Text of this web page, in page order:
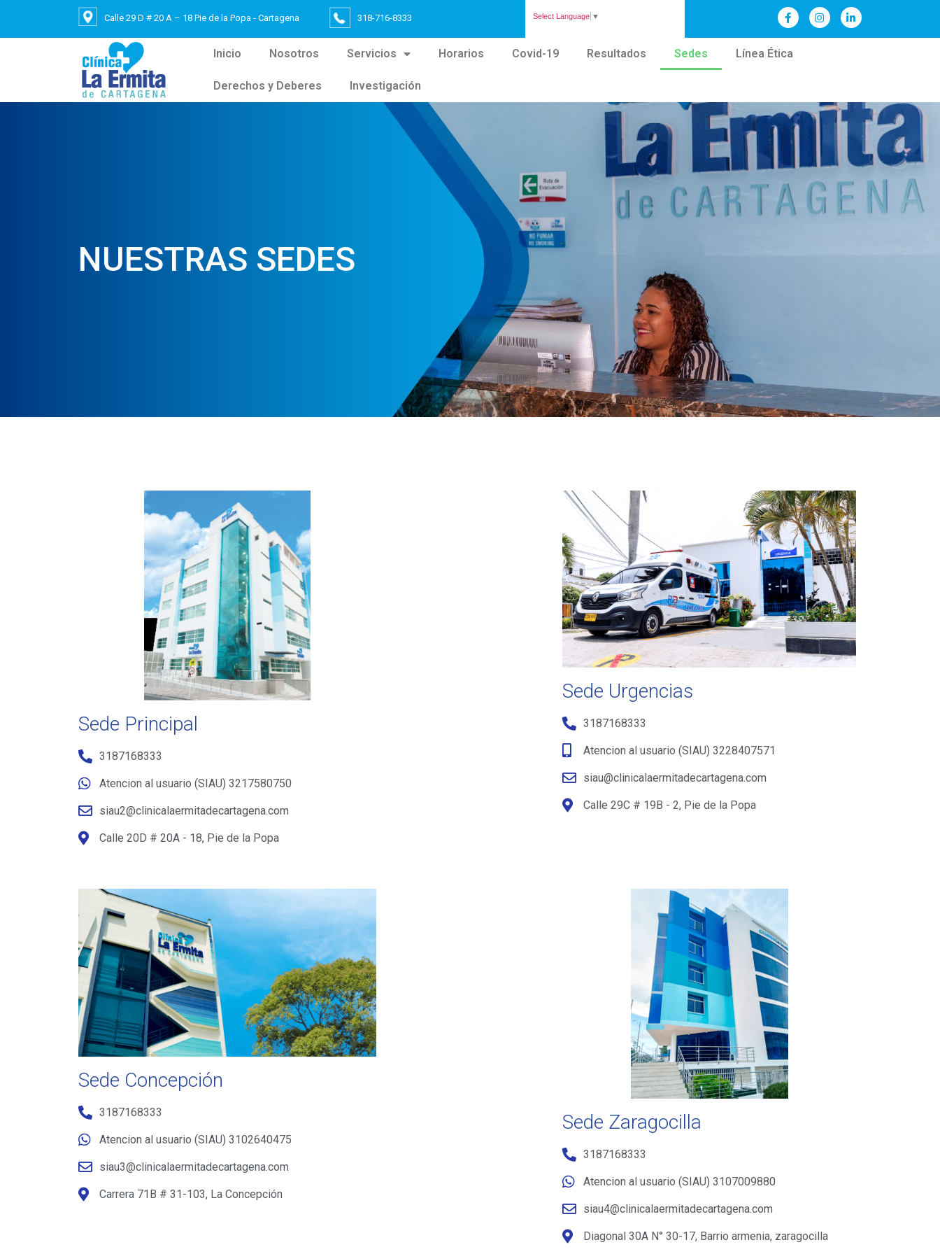
Calle 29 D # 20 A – 18 Pie de la Popa - Cartagena 318-716-8333 Select Language ▼
Inicio Nosotros Servicios Horarios Covid-19 Resultados Sedes Línea Ética
Derechos y Deberes Investigación
NUESTRAS SEDES
Sede Principal
3187168333
Atencion al usuario (SIAU) 3217580750
siau2@clinicalaermitadecartagena.com
Calle 20D # 20A - 18, Pie de la Popa
Sede Urgencias
3187168333
Atencion al usuario (SIAU) 3228407571
siau@clinicalaermitadecartagena.com
Calle 29C # 19B - 2, Pie de la Popa
Sede Concepción
3187168333
Atencion al usuario (SIAU) 3102640475
siau3@clinicalaermitadecartagena.com
Carrera 71B # 31-103, La Concepción
Sede Zaragocilla
3187168333
Atencion al usuario (SIAU) 3107009880
siau4@clinicalaermitadecartagena.com
Diagonal 30A N° 30-17, Barrio armenia, zaragocilla